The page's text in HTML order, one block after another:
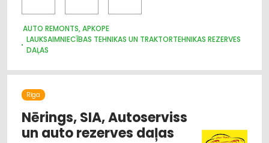
AUTO REMONTS, APKOPE
LAUKSAIMNIECĪBAS TEHNIKAS UN TRAKTORTEHNIKAS REZERVES
DAĻAS
RAŽOŠANA
Rīga
Nērings, SIA, Autoserviss
un auto rezerves daļas